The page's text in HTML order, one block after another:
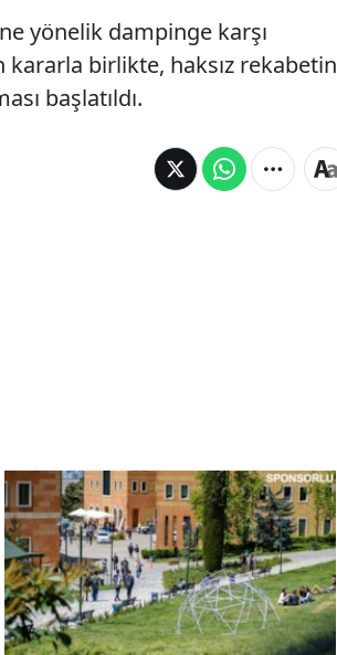
yönelik dampinge karşı
kararla birlikte, haksız rekabetin
başlatıldı.